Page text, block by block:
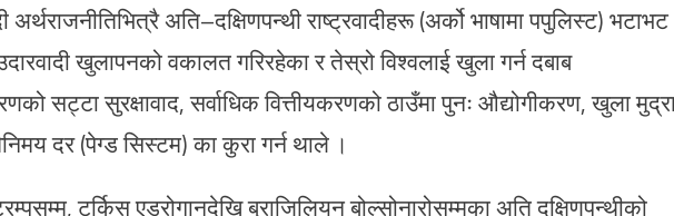
अति–दक्षिणपन्थी राष्ट्रवादीहरू (अर्को भाषामा पपुलिस्ट) भटाभट
खुलापनको वकालत गरिरहेका र तेस्रो विश्वलाई खुला गर्न दबाब
सट्टा सुरक्षावाद, सर्वाधिक वित्तीयकरणको ठाउँमा पुनः औद्योगीकरण, खुला
दर (पेग्ड सिस्टम) का कुरा गर्न थाले ।
टर्किस एड्रोगानदेखि ब्राजिलियन बोल्सोनारोसम्मका अति दक्षिणपन्थीको